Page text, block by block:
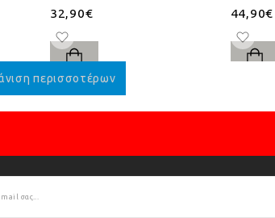
32,90€ 44,90€